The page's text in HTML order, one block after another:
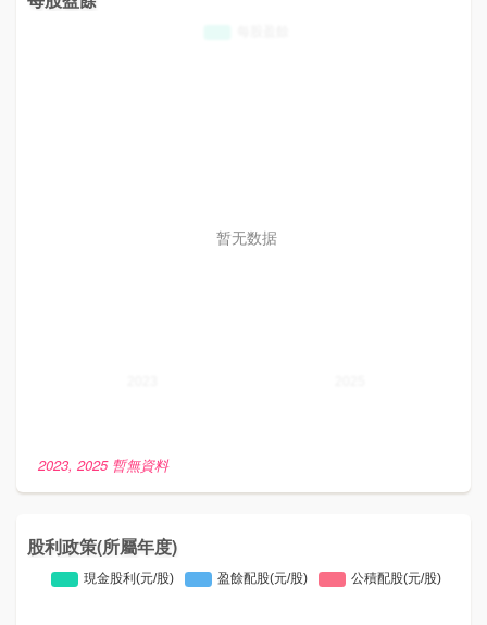
暂无数据
2023, 2025 暫無資料
股利政策(所屬年度)